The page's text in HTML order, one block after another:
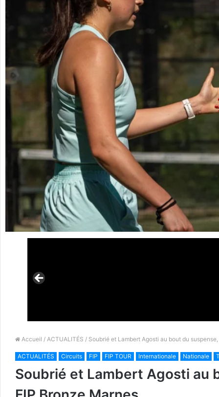
Accueil / ACTUALITÉS / Soubrié et Lambert Agosti au bout du
ACTUALITÉS Circuits FIP FIP TOUR Internationale Nationale
Soubrié et Lambert Agosti au